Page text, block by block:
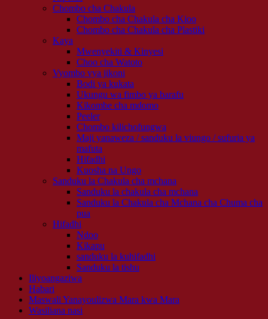
Chombo cha Chakula
Chombo cha Chakula cha Kioo
Chombo cha Chakula cha Plastiki
Kaya
Mwenyekiti & Kinyesi
Choo cha Watoto
Vyombo vya jikoni
Bodi ya kukata
Ukungu wa fimbo ya barafu
Kikombe cha mdomo
Peeler
Chombo kilichofungwa
Maji yanaweza / sanduku la viungo / sufuria ya
mafuta
Hifadhi
Kuosha na Ungo
Sanduku la Chakula cha mchana
Sanduku la chakula cha mchana
Sanduku la Chakula cha Mchana cha Chuma cha
pua
Hifadhi
Ndoo
Kikapu
sanduku la kuhifadhi
Sanduku la tishu
Iliyoangaziwa
Habari
Maswali Yanayoulizwa Mara kwa Mara
Wasiliana nasi